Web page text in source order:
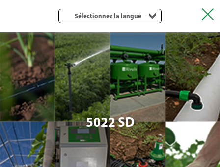
Sélectionnez la langue
5022 SD